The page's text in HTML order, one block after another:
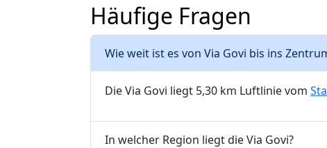
Häufige Fragen
Wie weit ist es von Via Govi bis ins
Die Via Govi liegt 5,30 km Luftlinie vom
In welcher Region liegt die Via Govi?